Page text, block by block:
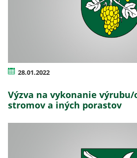
28.01.2022
Výzva na vykonanie
stromov a iných porastov